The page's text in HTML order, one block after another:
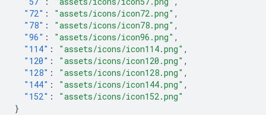
"72" : "assets/icons/icon72.png" ,
"78" : "assets/icons/icon78.png" ,
"96" : "assets/icons/icon96.png" ,
"114" : "assets/icons/icon114.png" ,
"120" : "assets/icons/icon120.png" ,
"128" : "assets/icons/icon128.png" ,
"144" : "assets/icons/icon144.png" ,
"152" :
"assets/icons/icon152.png"
}